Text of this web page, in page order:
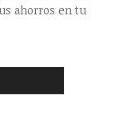
ahorros en tu